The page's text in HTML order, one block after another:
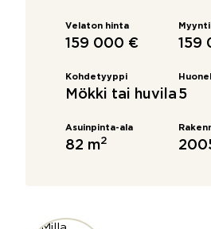
Velaton hinta
159 000 € 159
Kohdetyyppi
Mökki tai huvila 5
Asuinpinta-ala
82 m2